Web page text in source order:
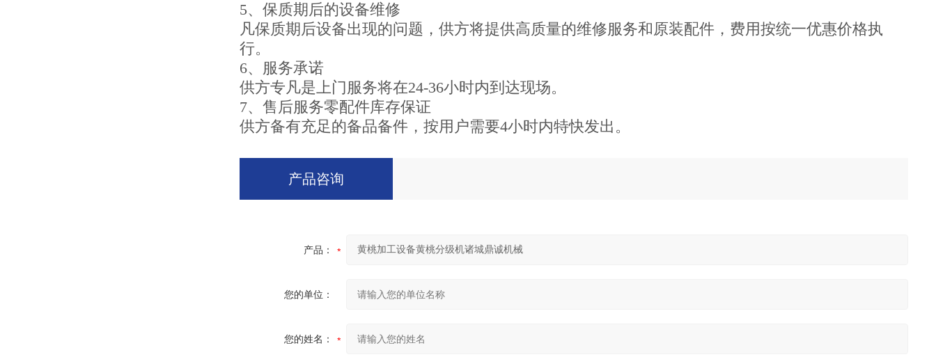
5、保质期后的设备维修
凡保质期后设备出现的问题，供方将提供高质量的维修服务和原装配件，费用按统一优惠价格执
行。
6、服务承诺
供方专凡是上门服务将在24-36小时内到达现场。
7、售后服务零配件库存保证
供方备有充足的备品备件，按用户需要4小时内特快发出。
产品咨询
产品：
您的单位：
您的姓名：